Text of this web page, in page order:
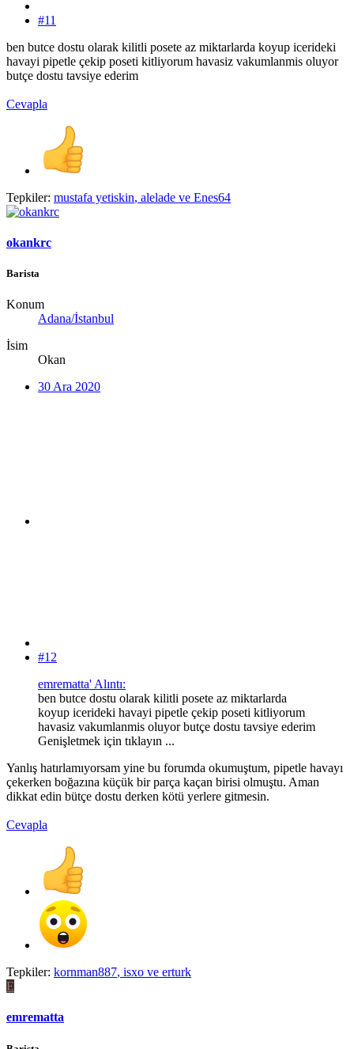
#11
ben butce dostu olarak kilitli posete az miktarlarda koyup icerideki
havayi pipetle çekip poseti kitliyorum havasiz vakumlanmis oluyor
butçe dostu tavsiye ederim
Cevapla
Tepkiler: mustafa yetiskin, alelade ve Enes64
okankrc
Barista
Konum
Adana/İstanbul
İsim
Okan
30 Ara 2020
#12
emrematta' Alıntı:
ben butce dostu olarak kilitli posete az miktarlarda
koyup icerideki havayi pipetle çekip poseti kitliyorum
havasiz vakumlanmis oluyor butçe dostu tavsiye ederim
Genişletmek için tıklayın ...
Yanlış hatırlamıyorsam yine bu forumda okumuştum, pipetle havayı
çekerken boğazına küçük bir parça kaçan birisi olmuştu. Aman
dikkat edin bütçe dostu derken kötü yerlere gitmesin.
Cevapla
Tepkiler: kornman887, isxo ve erturk
E
emrematta